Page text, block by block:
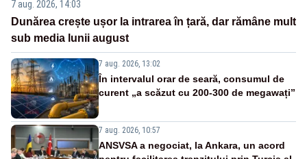
7 aug. 2026, 14:03
Dunărea crește ușor la intrarea în țară, dar rămâne mult
sub media lunii august
7 aug. 2026, 13:02
În intervalul orar de seară, consumul de
curent „a scăzut cu 200-300 de megawați”
7 aug. 2026, 10:57
ANSVSA a negociat, la Ankara, un acord